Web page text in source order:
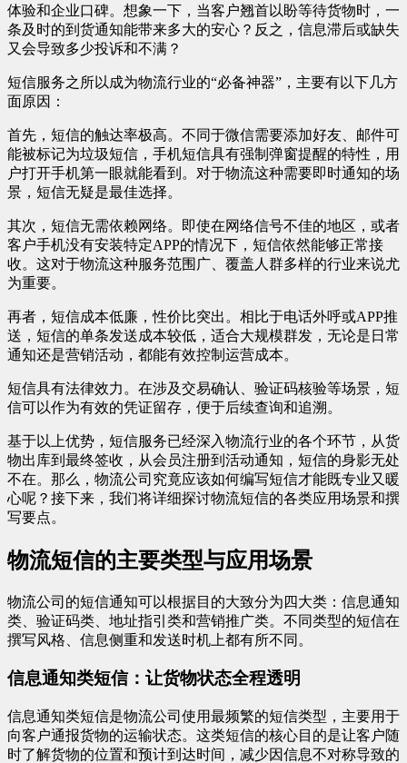
体验和企业口碑。想象一下，当客户翘首以盼等待货物时，一
条及时的到货通知能带来多大的安心？反之，信息滞后或缺失
又会导致多少投诉和不满？
短信服务之所以成为物流行业的“必备神器”，主要有以下几方
面原因：
首先，短信的触达率极高。不同于微信需要添加好友、邮件可
能被标记为垃圾短信，手机短信具有强制弹窗提醒的特性，用
户打开手机第一眼就能看到。对于物流这种需要即时通知的场
景，短信无疑是最佳选择。
其次，短信无需依赖网络。即使在网络信号不佳的地区，或者
客户手机没有安装特定APP的情况下，短信依然能够正常接
收。这对于物流这种服务范围广、覆盖人群多样的行业来说尤
为重要。
再者，短信成本低廉，性价比突出。相比于电话外呼或APP推
送，短信的单条发送成本较低，适合大规模群发，无论是日常
通知还是营销活动，都能有效控制运营成本。
短信具有法律效力。在涉及交易确认、验证码核验等场景，短
信可以作为有效的凭证留存，便于后续查询和追溯。
基于以上优势，短信服务已经深入物流行业的各个环节，从货
物出库到最终签收，从会员注册到活动通知，短信的身影无处
不在。那么，物流公司究竟应该如何编写短信才能既专业又暖
心呢？接下来，我们将详细探讨物流短信的各类应用场景和撰
写要点。
物流短信的主要类型与应用场景
物流公司的短信通知可以根据目的大致分为四大类：信息通知
类、验证码类、地址指引类和营销推广类。不同类型的短信在
撰写风格、信息侧重和发送时机上都有所不同。
信息通知类短信：让货物状态全程透明
信息通知类短信是物流公司使用最频繁的短信类型，主要用于
向客户通报货物的运输状态。这类短信的核心目的是让客户随
时了解货物的位置和预计到达时间，减少因信息不对称导致的